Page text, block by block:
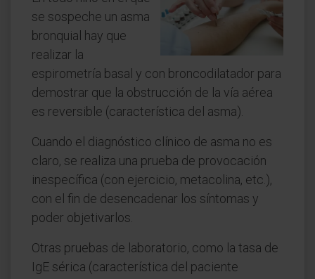
se sospeche un asma
bronquial hay que
realizar la
espirometría basal y con broncodilatador para
demostrar que la obstrucción de la vía aérea
es reversible (característica del asma).
Cuando el diagnóstico clínico de asma no es
claro, se realiza una prueba de provocación
inespecífica (con ejercicio, metacolina, etc.),
con el fin de desencadenar los síntomas y
poder objetivarlos.
Otras pruebas de laboratorio, como la tasa de
IgE sérica (característica del paciente